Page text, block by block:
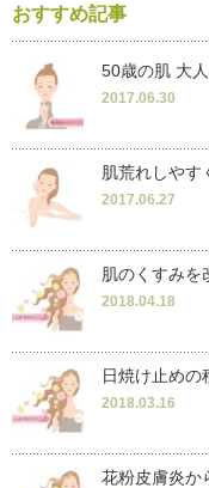
おすすめ記事
50歳の肌 大
2017.06.30
肌荒れしやす
2017.06.27
肌のくすみを
2018.04.18
日焼け止めの
2018.03.16
花粉皮膚炎か